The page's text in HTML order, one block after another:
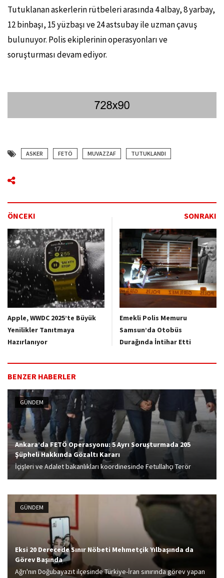
Tutuklanan askerlerin rütbeleri arasında 4 albay, 8 yarbay,
12 binbaşı, 15 yüzbaşı ve 24 astsubay ile uzman çavuş
bulunuyor. Polis ekiplerinin operasyonları ve
soruşturması devam ediyor.
ASKER FETÖ MUVAZZAF TUTUKLANDI
ÖNCEKI SONRAKI
Apple, WWDC 2025’te Büyük
Yenilikler Tanıtmaya
Hazırlanıyor
Emekli Polis Memuru
Samsun’da Otobüs
Durağında İntihar Etti
BENZER HABERLER
GÜNDEM
Ankara’da FETÖ Operasyonu: 5 Ayrı Soruşturmada 205
Şüpheli Hakkında Gözaltı Kararı
İçişleri ve Adalet bakanlıkları koordinesinde Fetullahçı Terör
Örgütü'ne (FETÖ) yönelik 81 ilde başlatılan operasyon
alındı.
GÜNDEM
Eksi 20 Derecede Sınır Nöbeti Mehmetçik Yılbaşında da
Görev Başında
Ağrı'nın Doğubayazıt ilçesinde Türkiye-İran sınırında görev yapan